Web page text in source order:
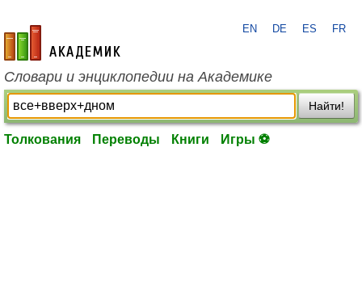
academic.ru
EN DE ES FR
Словари и энциклопедии на Академике
Найти!
Толкования Переводы Книги Игры ⚽